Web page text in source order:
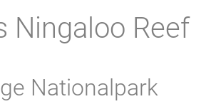
Ningaloo Reef
Nationalpark